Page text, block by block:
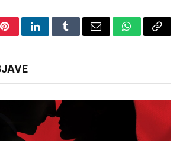
PinterestLinkedInTumblrEmail WhatsApp
Copy